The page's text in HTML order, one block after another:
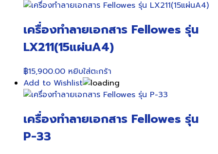
เครื่องทำลายเอกสาร Fellowes รุ่น
LX211(15แผ่นA4)
฿15,900.00 หยิบใส่ตะกร้า
Add to Wishlist
เครื่องทำลายเอกสาร Fellowes รุ่น
P-33